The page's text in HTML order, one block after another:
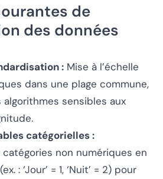
de
des données
: Mise à l’échelle
dans une plage commune,
sensibles aux
catégorielles :
non numériques en
: ‘Jour’ = 1, ‘Nuit’ = 2) pour